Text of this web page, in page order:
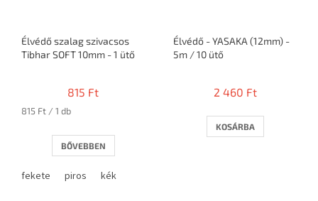
Élvédő szalag szivacsos
Tibhar SOFT 10mm - 1 ütő
815 Ft
Egységár:
815 Ft / 1 db
BŐVEBBEN
fekete piros kék
Élvédő - YASAKA (12mm) -
5m / 10 ütő
2 460 Ft
KOSÁRBA